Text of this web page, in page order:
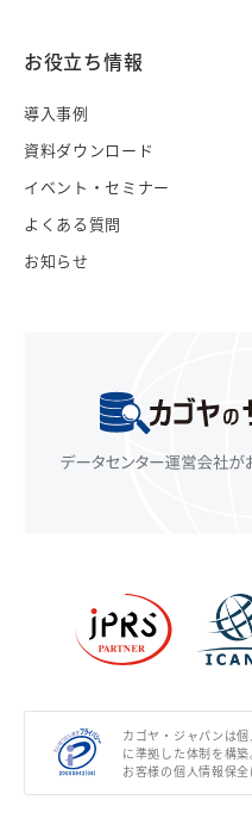
お役立ち情報
導入事例
資料ダウンロード
イベント・セミナー
よくある質問
お知らせ
カゴヤ・ジャパンは
に準拠した体制を構築
お客様の個人情報保全